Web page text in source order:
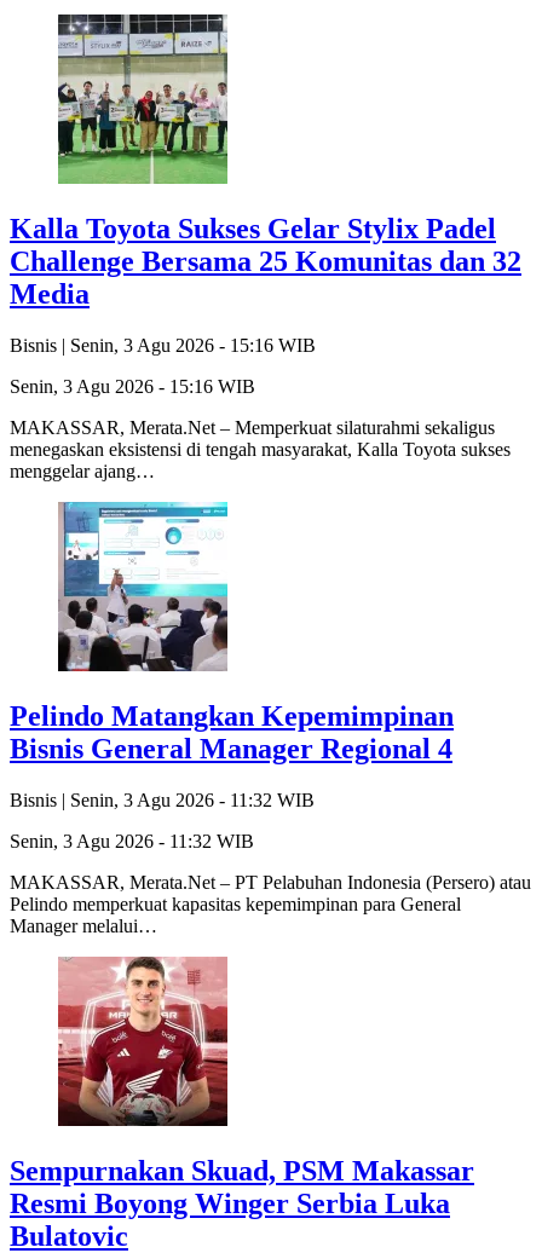
Kalla Toyota Sukses Gelar Stylix Padel
Challenge Bersama 25 Komunitas dan 32
Media
Bisnis | Senin, 3 Agu 2026 - 15:16 WIB
Senin, 3 Agu 2026 - 15:16 WIB
MAKASSAR, Merata.Net – Memperkuat silaturahmi sekaligus
menegaskan eksistensi di tengah masyarakat, Kalla Toyota sukses
menggelar ajang…
Pelindo Matangkan Kepemimpinan
Bisnis General Manager Regional 4
Bisnis | Senin, 3 Agu 2026 - 11:32 WIB
Senin, 3 Agu 2026 - 11:32 WIB
MAKASSAR, Merata.Net – PT Pelabuhan Indonesia (Persero) atau
Pelindo memperkuat kapasitas kepemimpinan para General
Manager melalui…
Sempurnakan Skuad, PSM Makassar
Resmi Boyong Winger Serbia Luka
Bulatovic